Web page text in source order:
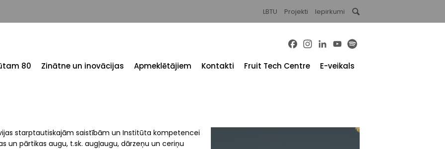
LBTU Projekti Iepirkumi
Facebook
Instagram
LinkedInYouTube
80 Zinātne un inovācijas Apmeklētājiem Kontakti Fruit Tech Centre E-veikals
starptautiskajām saistībām un Institūta kompetencei
un pārtikas augu, t.sk. augļaugu, dārzeņu un ceriņu